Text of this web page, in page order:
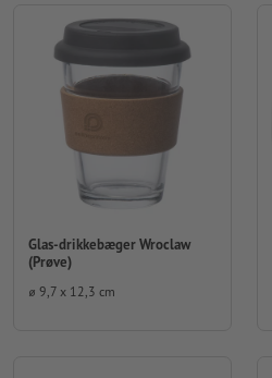
Glas-drikkebæger Wroclaw
(Prøve)
⌀ 9,7 x 12,3 cm